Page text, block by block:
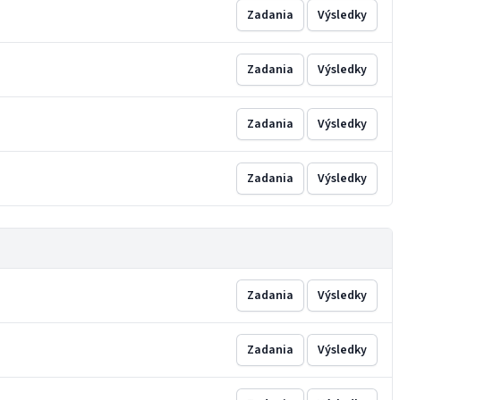
Zadania Výsledky
Zadania Výsledky
Zadania Výsledky
Zadania Výsledky
Zadania Výsledky
Zadania Výsledky